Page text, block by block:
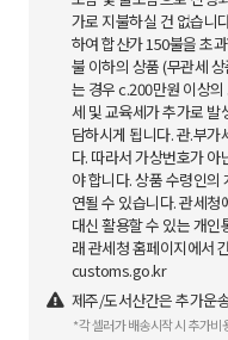
가로 지불하실 건 없습니
하여 합산가 150불을 초
불 이하의 상품 (무관세
는 경우 c.200만원 이상
세 및 교육세가 추가로
담하시게 됩니다. 관.부
다. 따라서 가상번호가
야 합니다. 상품 수령인
연될 수 있습니다. 관세
대신 활용할 수 있는 개
래 관세청 홈페이지에서
customs.go.kr​
제주/도서산간은 추가운
*각 셀러가 배송시작 시 추가비